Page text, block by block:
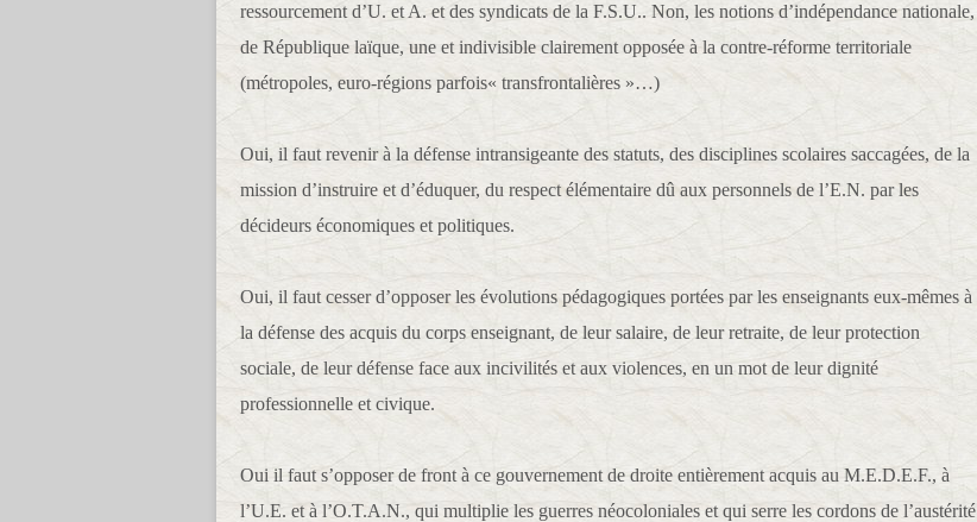
ressourcement d’U. et A. et des syndicats de la F.S.U.. Non, les notions d’indépendance nationale,
de République laïque, une et indivisible clairement opposée à la contre-réforme territoriale
(métropoles, euro-régions parfois« transfrontalières »…)
Oui, il faut revenir à la défense intransigeante des statuts, des disciplines scolaires saccagées, de la
mission d’instruire et d’éduquer, du respect élémentaire dû aux personnels de l’E.N. par les
décideurs économiques et politiques.
Oui, il faut cesser d’opposer les évolutions pédagogiques portées par les enseignants eux-mêmes à
la défense des acquis du corps enseignant, de leur salaire, de leur retraite, de leur protection
sociale, de leur défense face aux incivilités et aux violences, en un mot de leur dignité
professionnelle et civique.
Oui il faut s’opposer de front à ce gouvernement de droite entièrement acquis au M.E.D.E.F., à
l’U.E. et à l’O.T.A.N., qui multiplie les guerres néocoloniales et qui serre les cordons de l’austérité